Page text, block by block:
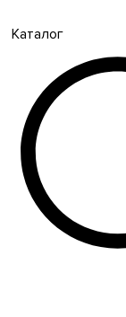
Каталог